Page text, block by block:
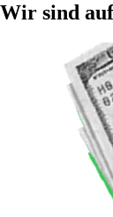
Wir sind